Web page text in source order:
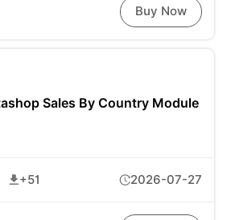
Buy Now
Sales By Country Module
+51 2026-07-27